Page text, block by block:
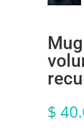
$